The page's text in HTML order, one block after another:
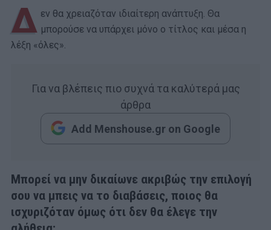
Δ εν θα χρειαζόταν ιδιαίτερη ανάπτυξη. Θα
μπορούσε να υπάρχει μόνο ο τίτλος και μέσα η
λέξη «όλες».
Για να βλέπεις πιο συχνά τα καλύτερά μας
άρθρα
Add Menshouse.gr on Google
Μπορεί να μην δικαίωνε ακριβώς την επιλογή
σου να μπεις να το διαβάσεις, ποιος θα
ισχυριζόταν όμως ότι δεν θα έλεγε την